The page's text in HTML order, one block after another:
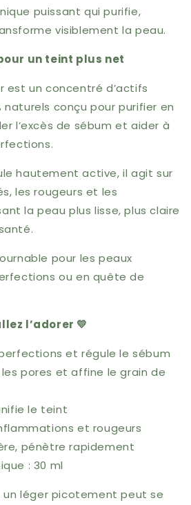
puissant qui purifie,
visiblement la peau.
un teint plus net
est un concentré d’actifs
naturels conçu pour purifier en
l’excès de sébum et aider à
hautement active, il agit sur
les rougeurs et les
la peau plus lisse, plus claire
pour les peaux
ou en quête de
l’adorer 💛
et régule le sébum
pores et affine le grain de
le teint
et rougeurs
pénètre rapidement
: 30 ml
un léger picotement peut se